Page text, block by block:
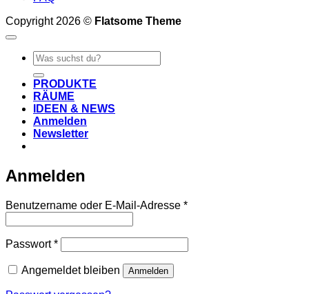
Copyright 2026 © Flatsome Theme
Suche
nach:
PRODUKTE
RÄUME
IDEEN & NEWS
Anmelden
Newsletter
Anmelden
Benutzername oder E-Mail-Adresse *Erforderlich
Passwort*Erforderlich
Angemeldet bleiben Anmelden